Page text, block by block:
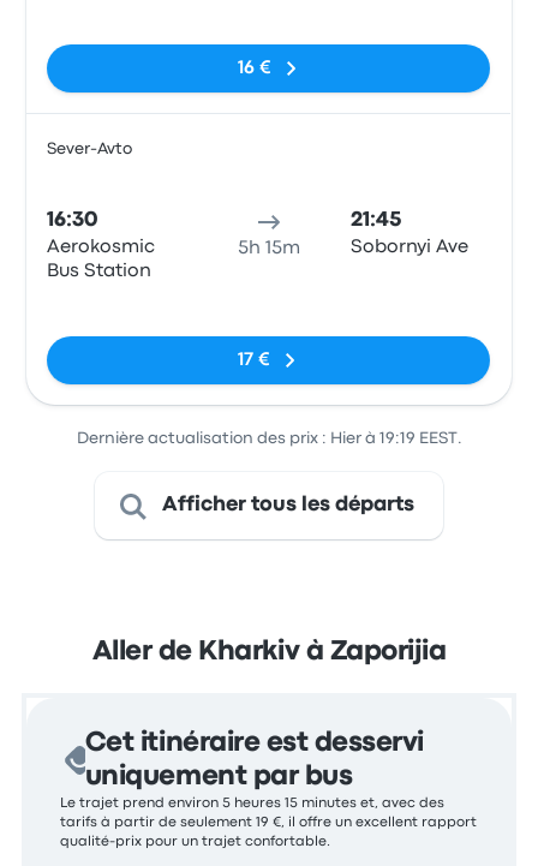
16 €
Sever-Avto
16:30
Aerokosmic
Bus Station
5h 15m
21:45
Sobornyi Ave
17 €
Dernière actualisation des prix : Hier à 19:19 EEST.
Afficher tous les départs
Aller de Kharkiv à Zaporijia
Cet itinéraire est desservi
uniquement par bus
Le trajet prend environ 5 heures 15 minutes et, avec des
tarifs à partir de seulement 19 €, il offre un excellent rapport
qualité-prix pour un trajet confortable.